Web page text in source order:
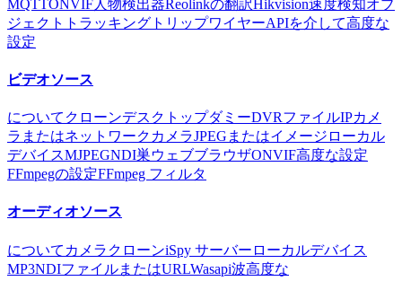
MQTTONVIF人物検出器Reolinkの翻訳Hikvision速度検知オブ
ジェクトトラッキング トリップワイヤーAPIを介して高度な
設定
ビデオソース
について クローンデスクトップダミーDVRファイルIPカメ
ラまたはネットワークカメラJPEGまたはイメージ ローカル
デバイスMJPEGNDI巣ウェブブラウザONVIF高度な設定
FFmpegの設定FFmpeg フィルタ
オーディオソース
について カメラ クローンiSpy サーバー ローカルデバイス
MP3NDIファイルまたはURLWasapi波高度な